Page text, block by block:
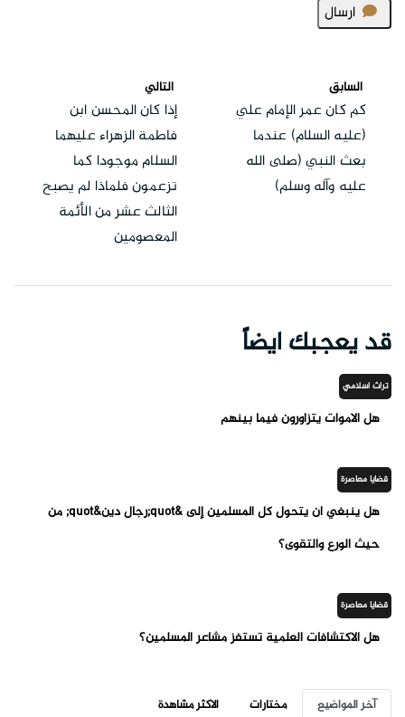
ارسال
السابق
كم كان عمر الإمام علي
(عليه السلام) عندما
بعث النبي (صلى الله
عليه وآله وسلم)
التالي
إذا كان المحسن ابن
فاطمة الزهراء عليهما
السلام موجودا كما
تزعمون فلماذا لم يصبح
الثالث عشر من الأئمة
المعصومين
قد يعجبك ايضاً
تراث اسلامي
هل الاموات يتزاورون فيما بينهم
قضايا معاصرة
هل ينبغي أن يتحول كل المسلمين إلى &quot;رجال دين&quot; من
حيث الورع والتقوى؟
قضايا معاصرة
هل الاكتشافات العلمية تستفز مشاعر المسلمين؟
آخر المواضيع مختارات
الاكثر مشاهدة